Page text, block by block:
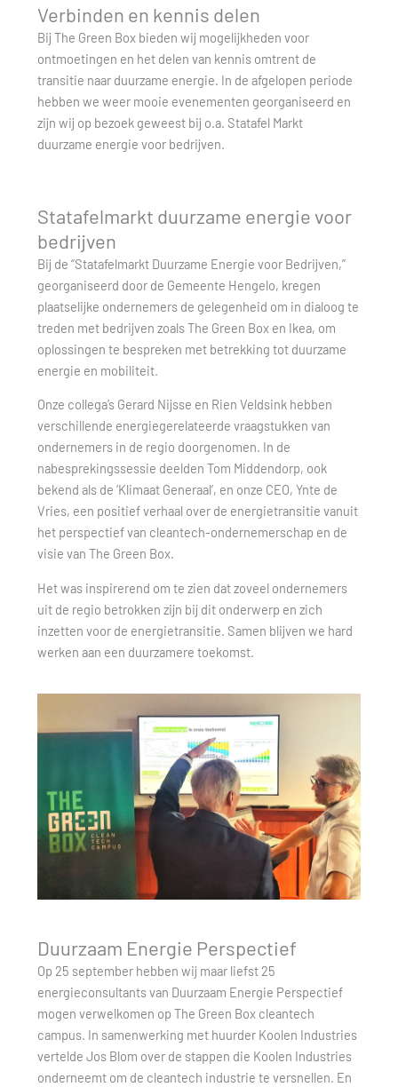
Verbinden en kennis delen
Bij The Green Box bieden wij mogelijkheden voor
ontmoetingen en het delen van kennis omtrent de
transitie naar duurzame energie. In de afgelopen periode
hebben we weer mooie evenementen georganiseerd en
zijn wij op bezoek geweest bij o.a. Statafel Markt
duurzame energie voor bedrijven.
Statafelmarkt duurzame energie voor
bedrijven
Bij de “Statafelmarkt Duurzame Energie voor Bedrijven,”
georganiseerd door de Gemeente Hengelo, kregen
plaatselijke ondernemers de gelegenheid om in dialoog te
treden met bedrijven zoals The Green Box en Ikea, om
oplossingen te bespreken met betrekking tot duurzame
energie en mobiliteit.
Onze collega’s Gerard Nijsse en Rien Veldsink hebben
verschillende energiegerelateerde vraagstukken van
ondernemers in de regio doorgenomen. In de
nabesprekingssessie deelden Tom Middendorp, ook
bekend als de ‘Klimaat Generaal’, en onze CEO, Ynte de
Vries, een positief verhaal over de energietransitie vanuit
het perspectief van cleantech-ondernemerschap en de
visie van The Green Box.
Het was inspirerend om te zien dat zoveel ondernemers
uit de regio betrokken zijn bij dit onderwerp en zich
inzetten voor de energietransitie. Samen blijven we hard
werken aan een duurzamere toekomst.
Duurzaam Energie Perspectief
Op 25 september hebben wij maar liefst 25
energieconsultants van Duurzaam Energie Perspectief
mogen verwelkomen op The Green Box cleantech
campus. In samenwerking met huurder Koolen Industries
vertelde Jos Blom over de stappen die Koolen Industries
onderneemt om de cleantech industrie te versnellen. En